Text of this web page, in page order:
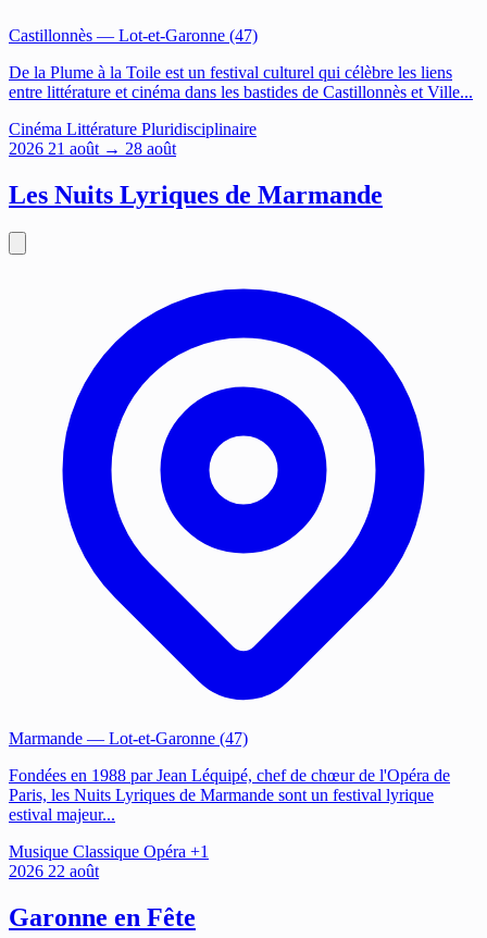
Castillonnès — Lot-et-Garonne (47)
De la Plume à la Toile est un festival culturel qui célèbre les liens
entre littérature et cinéma dans les bastides de Castillonnès et Ville...
Cinéma Littérature Pluridisciplinaire
2026 21 août → 28 août
Les Nuits Lyriques de Marmande
Marmande — Lot-et-Garonne (47)
Fondées en 1988 par Jean Léquipé, chef de chœur de l'Opéra de
Paris, les Nuits Lyriques de Marmande sont un festival lyrique
estival majeur...
Musique Classique Opéra +1
2026 22 août
Garonne en Fête